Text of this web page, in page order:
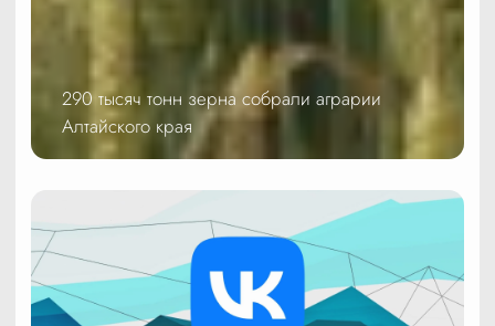
290 тысяч тонн зерна собрали аграрии
Алтайского края